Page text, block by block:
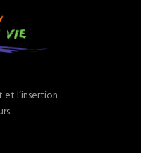
et l’insertion